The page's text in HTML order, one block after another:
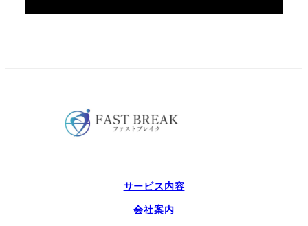
サービス内容
会社案内